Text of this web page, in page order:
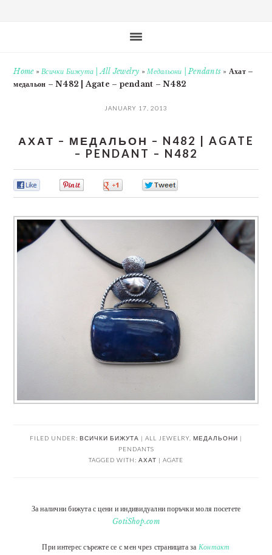
Home»Всички Бижута | All Jewelry »Медальони | Pendants » Ахат –
медальон – N482 | Agate – pendant – N482
JANUARY 17, 2013
АХАТ – МЕДАЛЬОН – N482 | AGATE
– PENDANT – N482
FILED UNDER: ВСИЧКИ БИЖУТА | ALL JEWELRY МЕДАЛЬОНИ |
PENDANTS
TAGGED WITH: АХАТ | AGATE
За налични бижута с цени и индивидуални поръчки моля посетете
GotiShop.com
При интерес сърежте се с мен чрез страницата за Контакт